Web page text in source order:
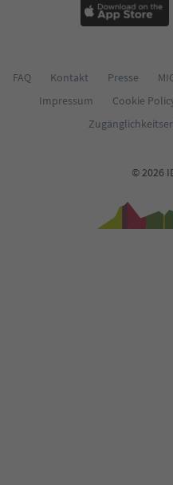
FAQ Kontakt Presse
Impressum
Cookie
© 2026